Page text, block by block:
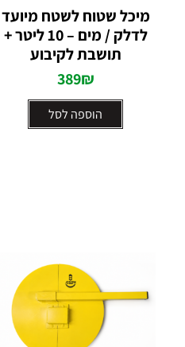
מיכל שטוח לשטח מיועד
לדלק / מים – 10 ליטר +
תושבת לקיבוע
389₪
הוספה לסל
0
מתוך